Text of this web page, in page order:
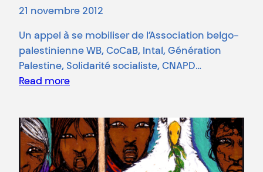
21 novembre 2012
Un appel à se mobiliser de l’Association belgo-
palestinienne WB, CoCaB, Intal, Génération
Palestine, Solidarité socialiste, CNAPD…
Read more